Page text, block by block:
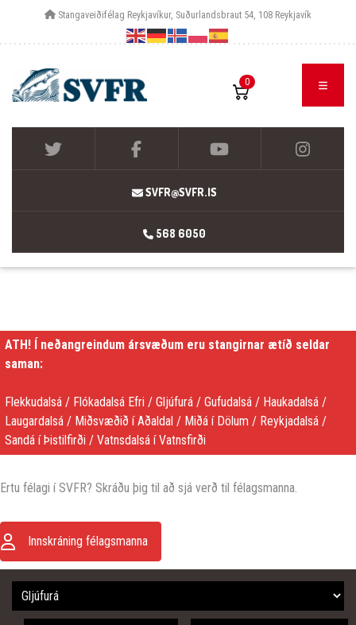
Stangaveiðifélag Reykjavíkur, Suðurlandsbraut 54, 108 Reykjavík
0
SVFR@SVFR.IS
568 6050
ATH! Í neðangreindum ársvæðum eru stangirnar ætíð seldar
saman:
Flekkudalsá / Flókadalsá Efri / Gljúfurá / Gufudalsá / Haukadalsá /
Laugardalsá / Miðsvæðið í Aðaldal / Miðá í Dölum / Reykjadalsá /
Sandá í Þistilfirði / Vatnsdalsá í Vatnsfirði
Ertu félagi í SVFR? Skráðu þig til að sjá verð til félagsmanna.
Innskráning félagsmanna